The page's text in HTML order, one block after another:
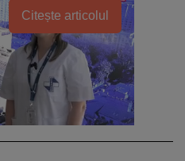
Citește articolul